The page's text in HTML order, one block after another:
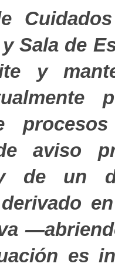
Sala de
y
aviso
de un
es